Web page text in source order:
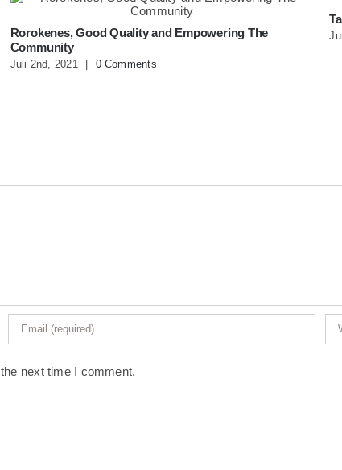
Rorokenes, Good Quality and Empowering The
Community
Juli 2nd, 2021 0 Comments
next time I comment.